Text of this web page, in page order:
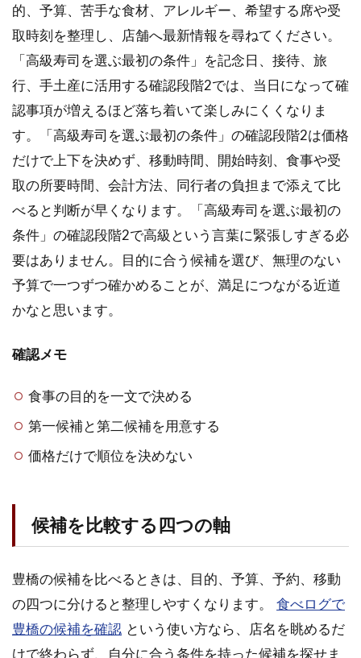
2.4
おま
かせ
を楽
しむ
心構
え
豊橋
の高
級寿
司を
選ぶ
結論
的、予算、苦手な食材、アレルギー、希望する席や受
取時刻を整理し、店舗へ最新情報を尋ねてください。
「高級寿司を選ぶ最初の条件」を記念日、接待、旅
行、手土産に活用する確認段階2では、当日になって確
認事項が増えるほど落ち着いて楽しみにくくなりま
す。「高級寿司を選ぶ最初の条件」の確認段階2は価格
だけで上下を決めず、移動時間、開始時刻、食事や受
取の所要時間、会計方法、同行者の負担まで添えて比
べると判断が早くなります。「高級寿司を選ぶ最初の
条件」の確認段階2で高級という言葉に緊張しすぎる必
要はありません。目的に合う候補を選び、無理のない
予算で一つずつ確かめることが、満足につながる近道
かなと思います。
確認メモ
食事の目的を一文で決める
第一候補と第二候補を用意する
価格だけで順位を決めない
候補を比較する四つの軸
豊橋の候補を比べるときは、目的、予算、予約、移動
の四つに分けると整理しやすくなります。
食べログで
豊橋の候補を確認 という使い方なら、店名を眺めるだ
けで終わらず、自分に合う条件を持った候補を探せま